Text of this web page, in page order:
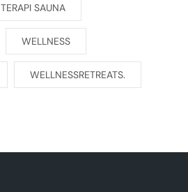
TERAPI SAUNA
WELLNESS
WELLNESSRETREATS.